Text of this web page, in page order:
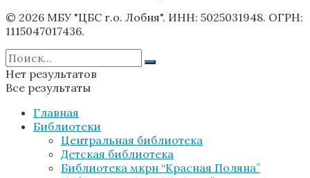
© 2026 МБУ "ЦБС г.о. Лобня". ИНН: 5025031948. ОГРН:
1115047017436.
Нет результатов
Все результаты
Главная
Библиотеки
Центральная библиотека
Детская библиотека
Библиотека мкрн “Красная Поляна”